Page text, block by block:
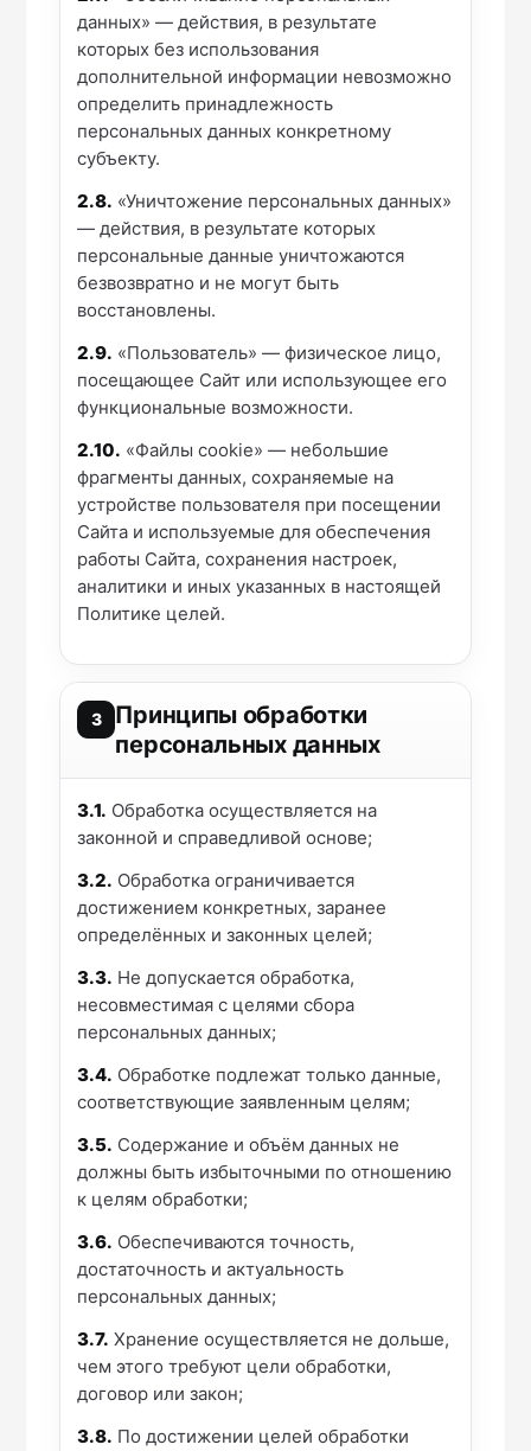
данных» — действия, в результате
которых без использования
дополнительной информации невозможно
определить принадлежность
персональных данных конкретному
субъекту.
2.8. «Уничтожение персональных данных»
— действия, в результате которых
персональные данные уничтожаются
безвозвратно и не могут быть
восстановлены.
2.9. «Пользователь» — физическое лицо,
посещающее Сайт или использующее его
функциональные возможности.
2.10. «Файлы cookie» — небольшие
фрагменты данных, сохраняемые на
устройстве пользователя при посещении
Сайта и используемые для обеспечения
работы Сайта, сохранения настроек,
аналитики и иных указанных в настоящей
Политике целей.
3
Принципы обработки
персональных данных
3.1. Обработка осуществляется на
законной и справедливой основе;
3.2. Обработка ограничивается
достижением конкретных, заранее
определённых и законных целей;
3.3. Не допускается обработка,
несовместимая с целями сбора
персональных данных;
3.4. Обработке подлежат только данные,
соответствующие заявленным целям;
3.5. Содержание и объём данных не
должны быть избыточными по отношению
к целям обработки;
3.6. Обеспечиваются точность,
достаточность и актуальность
персональных данных;
3.7. Хранение осуществляется не дольше,
чем этого требуют цели обработки,
договор или закон;
3.8. По достижении целей обработки